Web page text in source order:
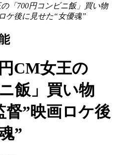
「700円コンビニ飯」買い物
ケ後に見せた“女優魂”
CM女王の
飯」買い物
督”映画ロケ後
”